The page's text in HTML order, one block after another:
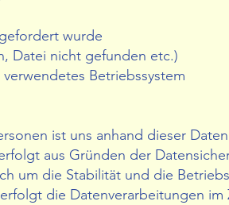
wurde
Datei nicht gefunden etc.)
Betriebssystem
ist uns anhand dieser
aus Gründen der
um die Stabilität und die
die Datenverarbeitungen